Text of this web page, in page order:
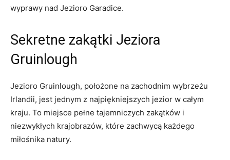
wyprawy nad Jezioro Garadice.
Sekretne zakątki Jeziora
⁢Gruinlough
Jezioro Gruinlough, położone na zachodnim‌ wybrzeżu
Irlandii, jest jednym ⁣z⁢ najpiękniejszych jezior w całym
kraju. To⁣ miejsce pełne tajemniczych zakątków i
niezwykłych krajobrazów,⁢ które zachwycą każdego
miłośnika natury.